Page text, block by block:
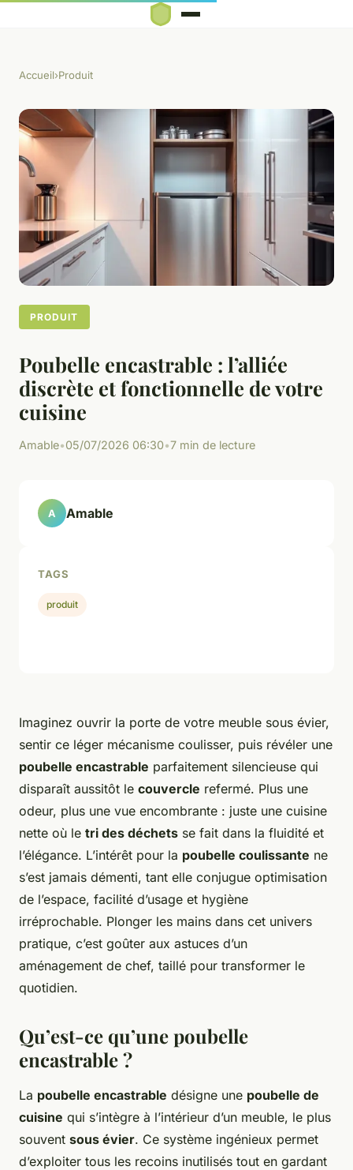
Accueil›Produit
PRODUIT
Poubelle encastrable : l’alliée
discrète et fonctionnelle de votre
cuisine
Amable•05/07/2026 06:30•7 min de lecture
Imaginez ouvrir la porte de votre meuble sous évier,
sentir ce léger mécanisme coulisser, puis révéler une
poubelle encastrable parfaitement silencieuse qui
disparaît aussitôt le couvercle refermé. Plus une
odeur, plus une vue encombrante : juste une cuisine
nette où le tri des déchets se fait dans la fluidité et
l’élégance. L’intérêt pour la poubelle coulissante ne
s’est jamais démenti, tant elle conjugue optimisation
de l’espace, facilité d’usage et hygiène
irréprochable. Plonger les mains dans cet univers
pratique, c’est goûter aux astuces d’un
aménagement de chef, taillé pour transformer le
quotidien.
Qu’est-ce qu’une poubelle
encastrable ?
La poubelle encastrable désigne une poubelle de
cuisine qui s’intègre à l’intérieur d’un meuble, le plus
souvent sous évier. Ce système ingénieux permet
d’exploiter tous les recoins inutilisés tout en gardant
A Amable
TAGS
produit